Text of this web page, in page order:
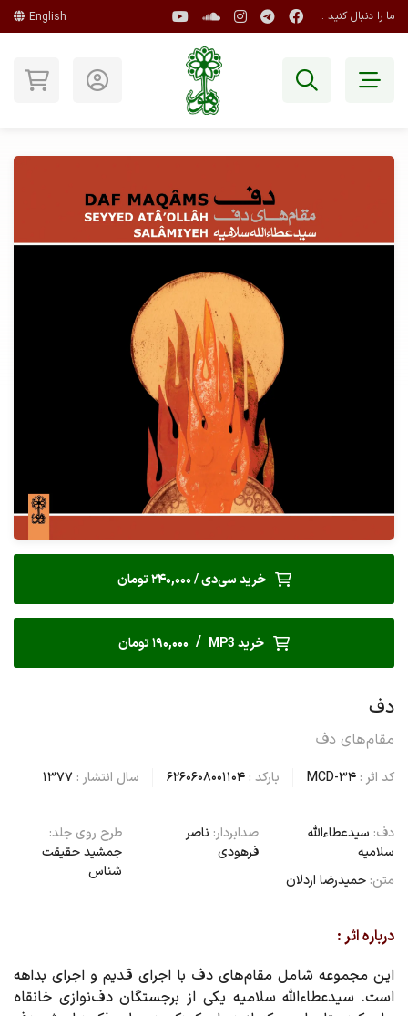
ما را دنبال کنید : English
خرید سی‌دی / 240,000 تومان
خرید MP3 / 190,000 تومان
دف
مقام های دف
کد اثر : MCD-34 بارکد : 6260608001104 سال انتشار : 1377
دف: سیدعطاءالله
سلامیه
متن: حمیدرضا اردلان
صدابردار: ناصر
فرهودی
طرح روی جلد:
جمشید حقیقت
شناس
درباره اثر :
این مجموعه شامل مقام های دف با اجرای قدیم و اجرای بداهه
است. سیدعطاءالله سلامیه یکی از برجستگان دف‌نوازی خانقاه